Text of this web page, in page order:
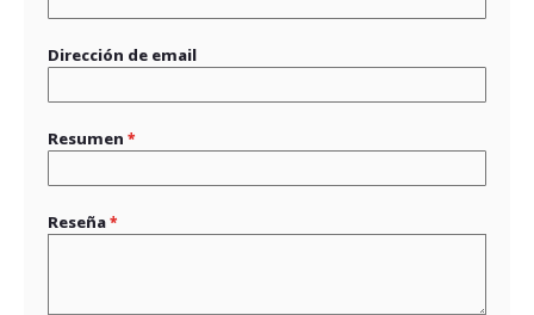
Dirección de email
Resumen
Reseña